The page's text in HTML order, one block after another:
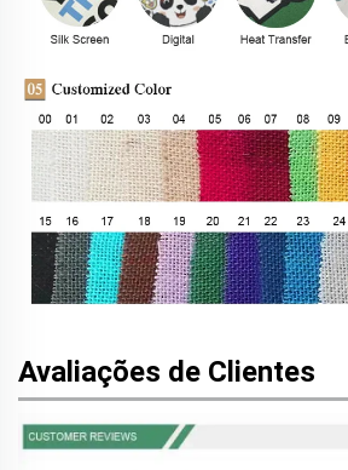
Avaliações de Clientes